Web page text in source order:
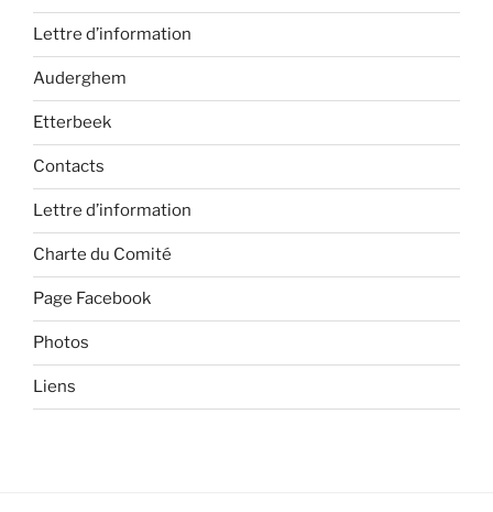
Lettre d’information
Auderghem
Etterbeek
Contacts
Lettre d’information
Charte du Comité
Page Facebook
Photos
Liens